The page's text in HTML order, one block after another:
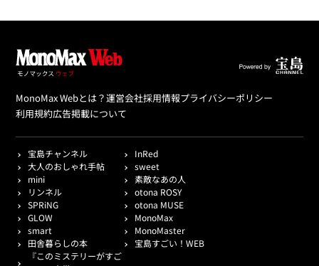
MonoMax Webとは？運営会社採用情報プライバシーポリシー
利用規約広告掲載について
宝島チャンネル
InRed
大人のおしゃれ手帖
sweet
mini
素敵なあの人
リンネル
otona ROSY
SPRiNG
otona MUSE
GLOW
MonoMax
smart
MonoMaster
田舎暮らしの本
宝島すごい！WEB
『このミステリーがすご